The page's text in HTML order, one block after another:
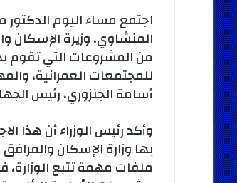
اجتمع مساء اليوم
المنشاوي، وزيرة الإسكان
من المشروعات التي تقوم
للمجتمعات العمرانية،
أسامة الجنزوري، رئيس
وأكد رئيس الوزراء أن هذا
بها وزارة الإسكان
ملفات مهمة تتبع الوزارة،